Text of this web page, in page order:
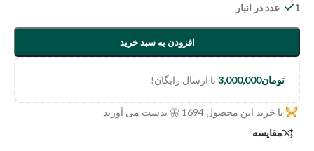
1 عدد در انبار
افزودن به سبد خرید
تومان3,000,000تا ارسال رایگان!
با خرید این محصول 1694 🦋 بدست می آورید
مقایسه